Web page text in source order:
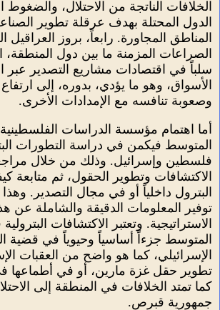
الخلافات الناتجة من الاحتلال، والضغوط
الدول المحتلة بهدف عرقلة تطوير
المناطق المجاورة. رابعاً، بروز العراقيل
الصراعات المزمنة ما بين دول المنطقة،
سلباً في اقتصادات مشاريع التصدير عبر
الأسواق، وهو ما يؤدي، بدوره، إلى
وصعوبة تنافسه مع الإمدادات الأخرى.
أما اهتمام مؤسسة الدراسات
المتوسط فيكمن في دراسة التطورات
فلسطين وإسرائيل. وذلك من خلال
الاكتشافات وتطوير الحقول، ثم متابعة
البترول داخلياً أو في مجال التصدير.
توفير المعلومات الدقيقة والشاملة عن
الاستراتيجية. وتعتبر الاكتشافات
المتوسط جزءاً أساسياً وحيوياً في قضية
الإسرائيلي، كما هو واضح من العقبات
تطوير حقل غزة مارين، أو في أطماعها في
كما تمتد الخلافات في المنطقة إلى
جمهورية قبرص.